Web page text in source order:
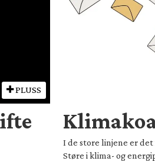
PLUSS
I de store linjene er det
Støre i klima- og